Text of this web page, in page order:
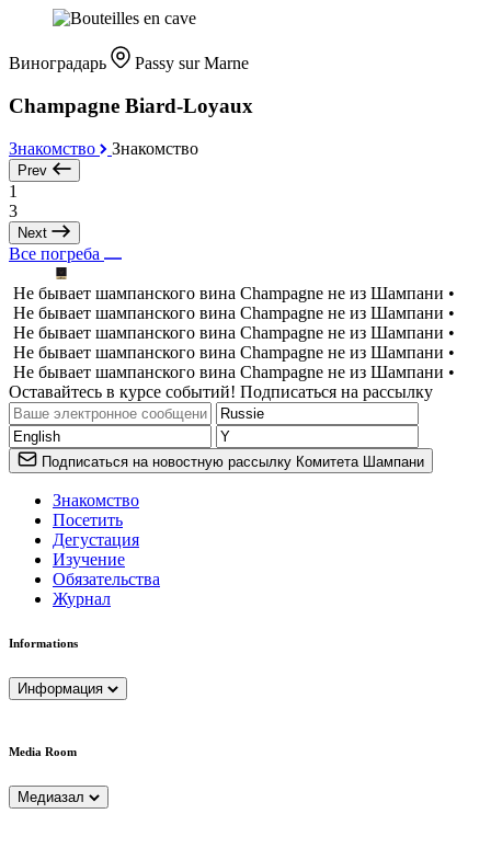
Виноградарь Passy sur Marne
Champagne Biard-Loyaux
Знакомство Знакомство
Prev
1
3
Next
Все погреба
Не бывает шампанского вина Champagne не из Шампани •
Не бывает шампанского вина Champagne не из Шампани •
Не бывает шампанского вина Champagne не из Шампани •
Не бывает шампанского вина Champagne не из Шампани •
Не бывает шампанского вина Champagne не из Шампани •
Оставайтесь в курсе событий! Подписаться на рассылку
Подписаться на новостную рассылку Комитета Шампани
Знакомство
Посетить
Дегустация
Изучение
Обязательства
Журнал
Informations
Информация
Media Room
Медиазал